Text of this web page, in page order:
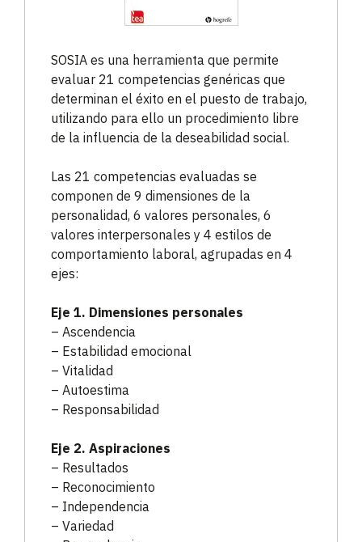
SOSIA es una herramienta que permite
evaluar 21 competencias genéricas que
determinan el éxito en el puesto de trabajo,
utilizando para ello un procedimiento libre
de la influencia de la deseabilidad social.
Las 21 competencias evaluadas se
componen de 9 dimensiones de la
personalidad, 6 valores personales, 6
valores interpersonales y 4 estilos de
comportamiento laboral, agrupadas en 4
ejes:
Eje 1. Dimensiones personales
– Ascendencia
– Estabilidad emocional
– Vitalidad
– Autoestima
– Responsabilidad
Eje 2. Aspiraciones
– Resultados
– Reconocimiento
– Independencia
– Variedad